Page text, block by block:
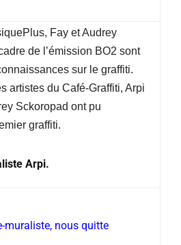
Fay et Audrey
de l’émission BO2 sont
sur le graffiti.
artistes du Café-Graffiti, Arpi
Sckoropad ont pu
graffiti.
Arpi.
muraliste, nous quitte